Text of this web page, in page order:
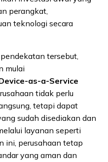
perangkat,
teknologi secara
tersebut,
mulai
as-a-Service
tidak perlu
tetapi dapat
sudah disediakan dan
layanan seperti
ini, perusahaan tetap
yang aman dan